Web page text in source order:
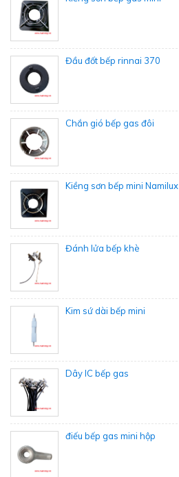
Đầu đốt bếp rinnai 370
Chắn gió bếp gas đôi
Kiềng sơn bếp mini Namilux
Đánh lửa bếp khè
Kim sứ dài bếp mini
Dây IC bếp gas
điếu bếp gas mini hộp